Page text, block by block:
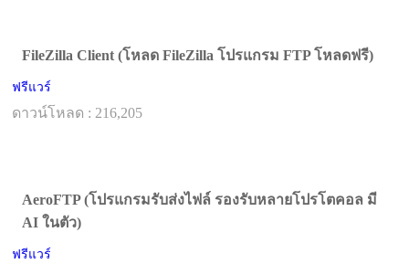
FileZilla Client (โหลด FileZilla โปรแกรม FTP โหลดฟรี)
ฟรีแวร์
ดาวน์โหลด : 216,205
AeroFTP (โปรแกรมรับส่งไฟล์ รองรับหลายโปรโตคอล มี
AI ในตัว)
ฟรีแวร์